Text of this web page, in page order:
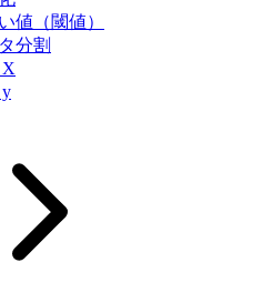
値（閾値）
分割